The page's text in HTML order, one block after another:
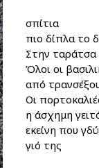
σπίτια
πιο δίπλα το
Στην ταράτσα
Όλοι οι
από
Οι
η άσχημη
εκείνη που